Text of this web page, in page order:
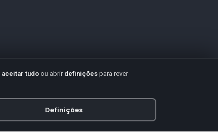
aceitar tudo ou abrir definições para rever
Definições